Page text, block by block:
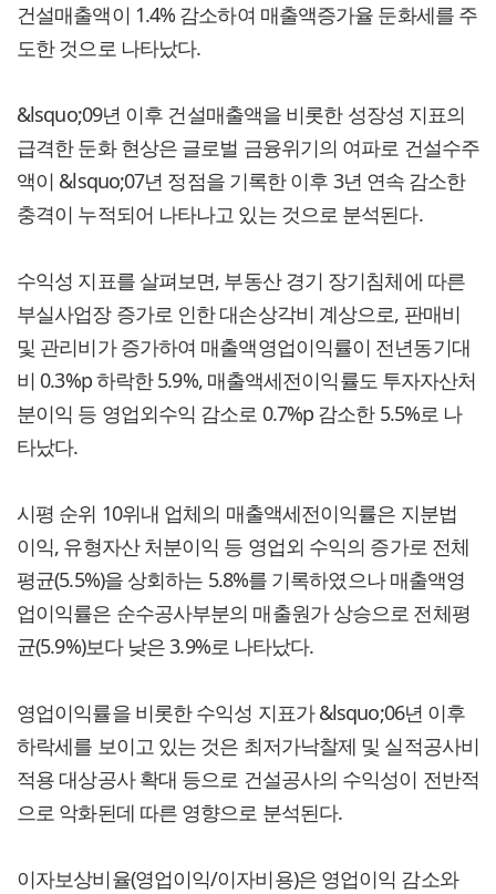
건설매출액이 1.4% 감소하여 매출액증가율 둔화세를 주
도한 것으로 나타났다.
&lsquo;09년 이후 건설매출액을 비롯한 성장성 지표의
급격한 둔화 현상은 글로벌 금융위기의 여파로 건설수주
액이 &lsquo;07년 정점을 기록한 이후 3년 연속 감소한
충격이 누적되어 나타나고 있는 것으로 분석된다.
수익성 지표를 살펴보면, 부동산 경기 장기침체에 따른
부실사업장 증가로 인한 대손상각비 계상으로, 판매비
및 관리비가 증가하여 매출액영업이익률이 전년동기대
비 0.3%p 하락한 5.9%, 매출액세전이익률도 투자자산처
분이익 등 영업외수익 감소로 0.7%p 감소한 5.5%로 나
타났다.
시평 순위 10위내 업체의 매출액세전이익률은 지분법
이익, 유형자산 처분이익 등 영업외 수익의 증가로 전체
평균(5.5%)을 상회하는 5.8%를 기록하였으나 매출액영
업이익률은 순수공사부분의 매출원가 상승으로 전체평
균(5.9%)보다 낮은 3.9%로 나타났다.
영업이익률을 비롯한 수익성 지표가 &lsquo;06년 이후
하락세를 보이고 있는 것은 최저가낙찰제 및 실적공사비
적용 대상공사 확대 등으로 건설공사의 수익성이 전반적
으로 악화된데 따른 영향으로 분석된다.
이자보상비율(영업이익/이자비용)은 영업이익 감소와